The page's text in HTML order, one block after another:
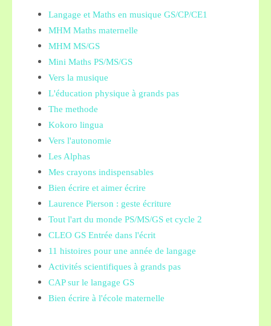
Langage et Maths en musique GS/CP/CE1
MHM Maths maternelle
MHM MS/GS
Mini Maths PS/MS/GS
Vers la musique
L'éducation physique à grands pas
The methode
Kokoro lingua
Vers l'autonomie
Les Alphas
Mes crayons indispensables
Bien écrire et aimer écrire
Laurence Pierson : geste écriture
Tout l'art du monde PS/MS/GS et cycle 2
CLEO GS Entrée dans l'écrit
11 histoires pour une année de langage
Activités scientifiques à grands pas
CAP sur le langage GS
Bien écrire à l'école maternelle